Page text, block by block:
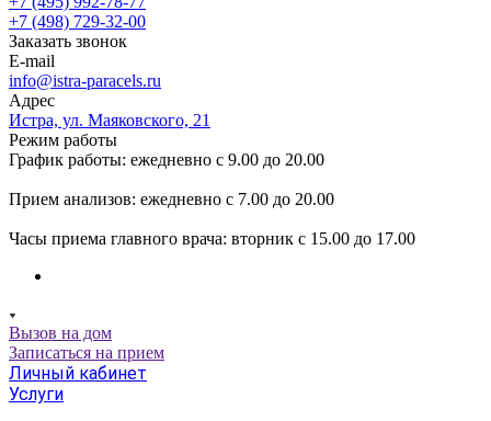
+7 (498) 729-32-00
Заказать звонок
E-mail
info@istra-paracels.ru
Адрес
Истра, ул. Маяковского, 21
Режим работы
График работы: ежедневно с 9.00 до 20.00
Прием анализов: ежедневно с 7.00 до 20.00
Часы приема главного врача: вторник с 15.00 до 17.00
Вызов на дом
Записаться на прием
Личный кабинет
Услуги